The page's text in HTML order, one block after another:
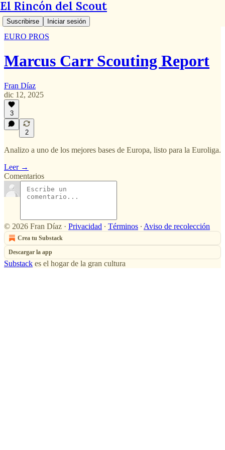
El Rincón del Scout
Suscribirse Iniciar sesión
EURO PROS
Marcus Carr Scouting Report
Fran Díaz
dic 12, 2025
3
2
Analizo a uno de los mejores bases de Europa, listo para la Euroliga.
Leer →
Comentarios
© 2026 Fran Díaz · Privacidad ∙ Términos ∙ Aviso de recolección
Crea tu Substack
Descargar la app
Substack es el hogar de la gran cultura